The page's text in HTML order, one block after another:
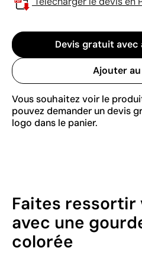
Devis gratuit avec
Ajouter
Vous souhaitez voir le
pouvez demander un devis
logo dans le panier.
Faites ressortir
avec une
colorée